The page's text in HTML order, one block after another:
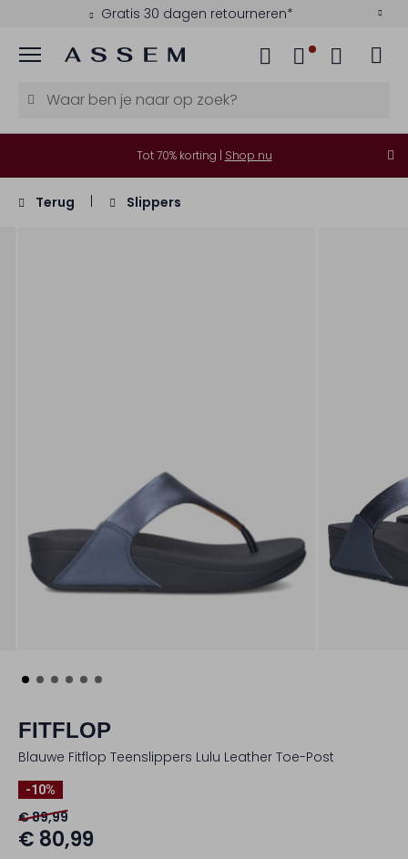
Gratis 30 dagen retourneren*
Menu
Tot 70% korting | Shop nu
Terug Slippers
FITFLOP
Blauwe Fitflop Teenslippers Lulu Leather Toe-Post
-10%
€ 89,99
€ 80,99